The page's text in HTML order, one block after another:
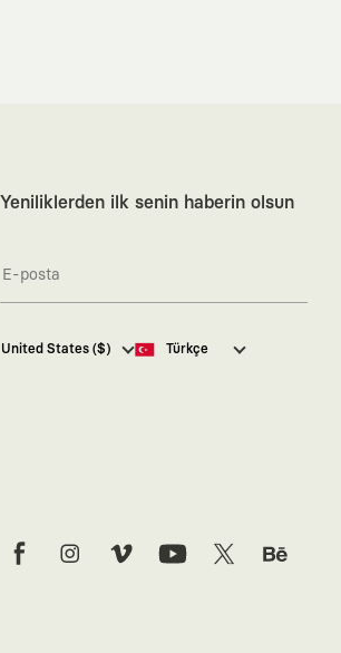
Yeniliklerden ilk senin haberin olsun
Kaft Tasarım Tekstil Sanayi ve
United States ($) Türkçe